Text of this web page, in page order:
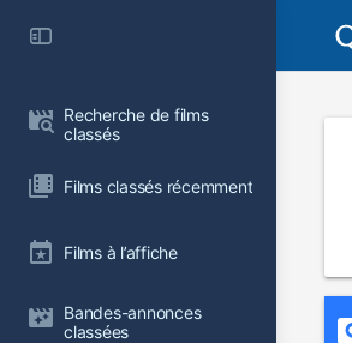
Recherche de films
classés
Films classés récemment
Films à l’affiche
Bandes-annonces
classées